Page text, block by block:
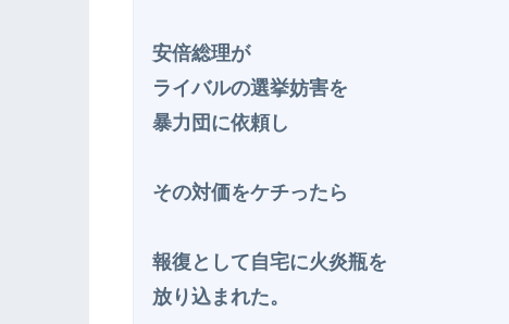
安倍総理が
ライバルの選挙妨害を
暴力団に依頼し
その対価をケチったら
報復として自宅に火炎瓶を
放り込まれた。